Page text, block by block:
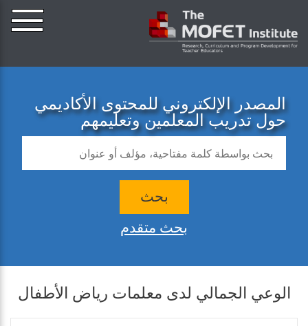
المصدر الإلكتروني للمحتوى الأكاديمي
حول تدريب المعلمين وتعليمهم
بحث
بحث متقدم
الوعي الجمالي لدى معلمات رياض الأطفال